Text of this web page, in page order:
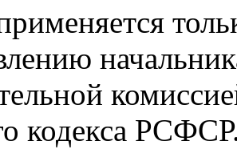
кодекса